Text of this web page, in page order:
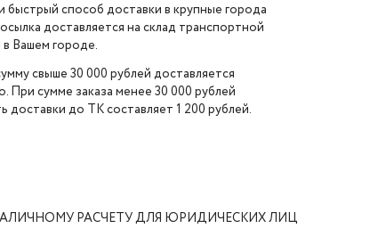
быстрый способ доставки в крупные города
доставляется на склад транспортной
Вашем городе.
свыше 30 000 рублей доставляется
При сумме заказа менее 30 000 рублей
доставки до ТК составляет 1 200 рублей.
РАСЧЕТУ ДЛЯ ЮРИДИЧЕСКИХ ЛИЦ